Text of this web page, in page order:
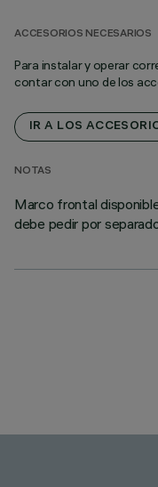
ACCESORIOS NECESARIOS
Para instalar y operar
contar con uno de los
IR A LOS
NOTAS
Marco frontal
debe pedir por